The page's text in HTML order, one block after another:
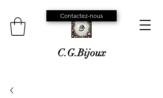
C.G.Bijoux
Contactez-nous